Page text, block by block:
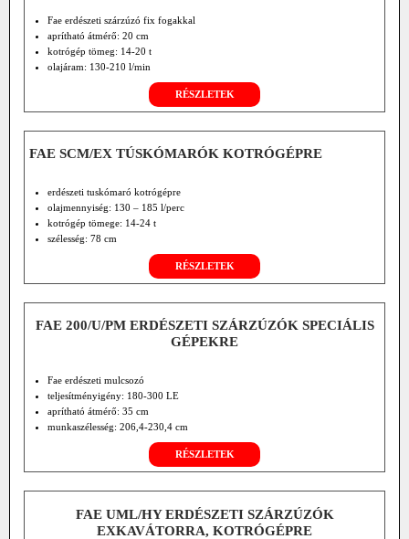
Fae erdészeti szárzúzó fix fogakkal
aprítható átmérő: 20 cm
kotrógép tömeg: 14-20 t
olajáram: 130-210 l/min
RÉSZLETEK
FAE SCM/EX TÚSKÓMARÓK KOTRÓGÉPRE
erdészeti tuskómaró kotrógépre
olajmennyiség: 130 – 185 l/perc
kotrógép tömege: 14-24 t
szélesség: 78 cm
RÉSZLETEK
FAE 200/U/PM ERDÉSZETI SZÁRZÚZÓK SPECIÁLIS
GÉPEKRE
Fae erdészeti mulcsozó
teljesítményigény: 180-300 LE
aprítható átmérő: 35 cm
munkaszélesség: 206,4-230,4 cm
RÉSZLETEK
FAE UML/HY ERDÉSZETI SZÁRZÚZÓK
EXKAVÁTORRA, KOTRÓGÉPRE